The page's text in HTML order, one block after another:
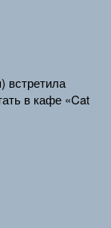
встретила
в кафе «Cat